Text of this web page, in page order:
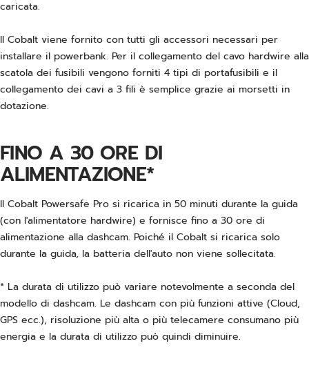
caricata.
Il Cobalt viene fornito con tutti gli accessori necessari per
installare il powerbank. Per il collegamento del cavo hardwire alla
scatola dei fusibili vengono forniti 4 tipi di portafusibili e il
collegamento dei cavi a 3 fili è semplice grazie ai morsetti in
dotazione.
FINO A 30 ORE DI
ALIMENTAZIONE*
Il Cobalt Powersafe Pro si ricarica in 50 minuti durante la guida
(con l'alimentatore hardwire) e fornisce fino a 30 ore di
alimentazione alla dashcam. Poiché il Cobalt si ricarica solo
durante la guida, la batteria dell'auto non viene sollecitata.
* La durata di utilizzo può variare notevolmente a seconda del
modello di dashcam. Le dashcam con più funzioni attive (Cloud,
GPS ecc.), risoluzione più alta o più telecamere consumano più
energia e la durata di utilizzo può quindi diminuire.